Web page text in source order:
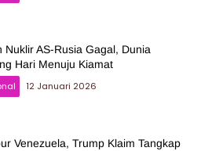
Nuklir AS-Rusia Gagal, Dunia
Hari Menuju Kiamat
12 Januari 2026
Venezuela, Trump Klaim Tangkap